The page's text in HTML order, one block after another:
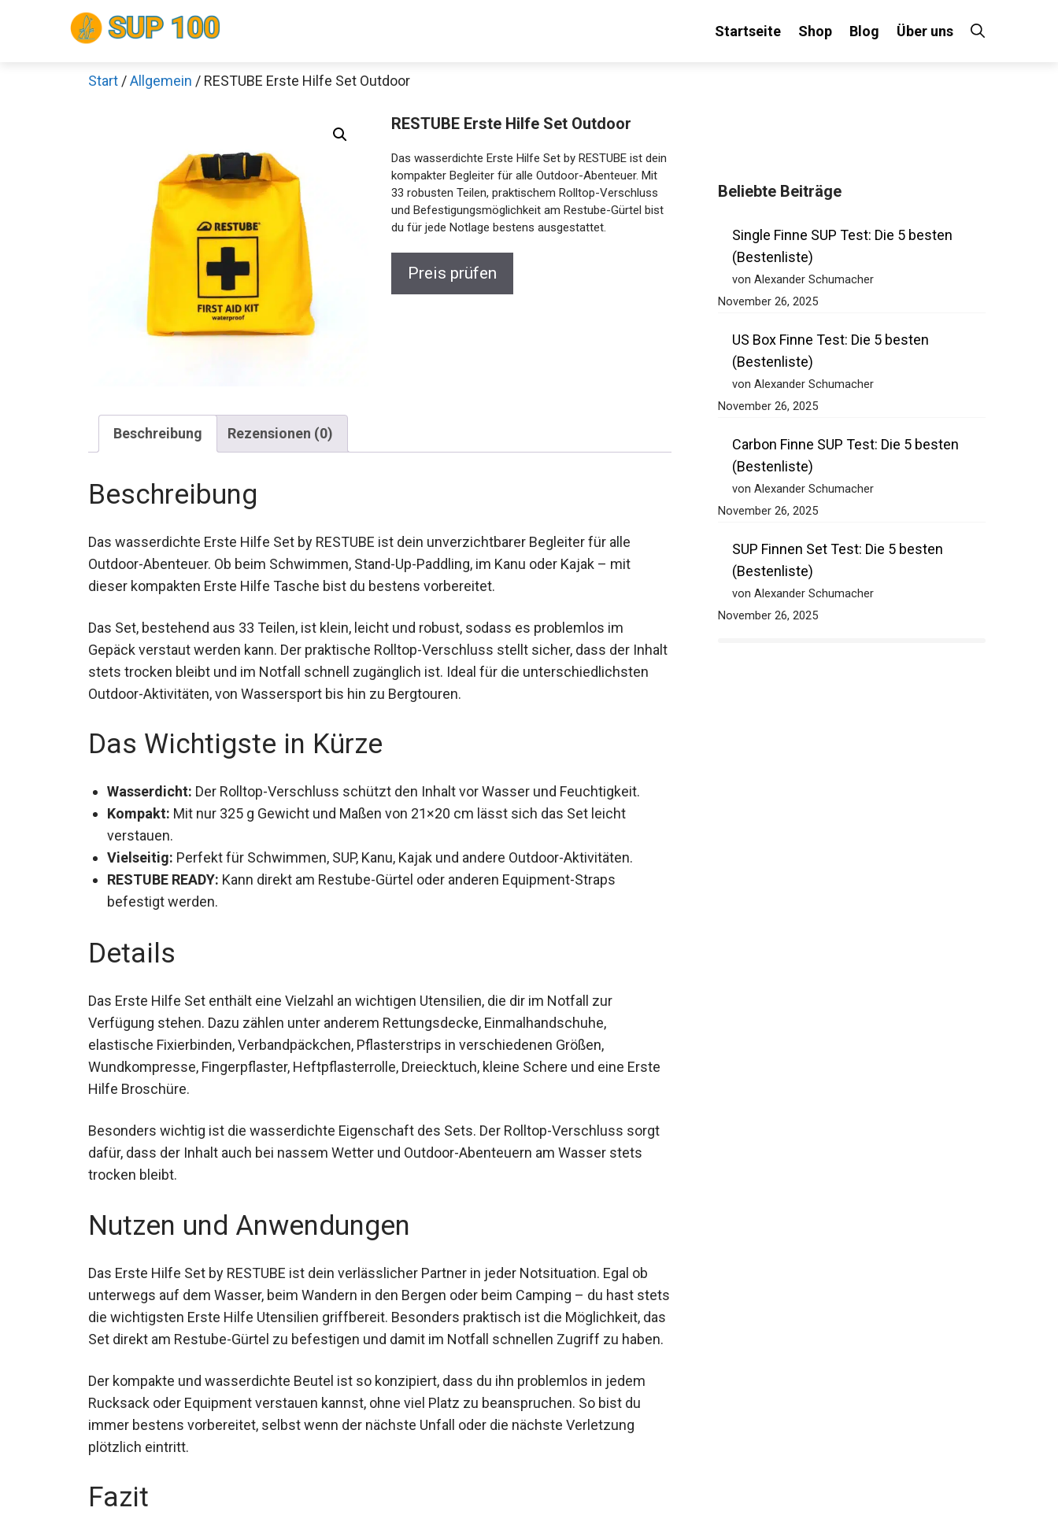
Startseite Shop Blog Über uns
Start /Allgemein / RESTUBE Erste Hilfe Set Outdoor
RESTUBE Erste Hilfe Set Outdoor
Das wasserdichte Erste Hilfe Set by RESTUBE ist dein
kompakter Begleiter für alle Outdoor-Abenteuer. Mit
33 robusten Teilen, praktischem Rolltop-Verschluss
und Befestigungsmöglichkeit am Restube-Gürtel bist
du für jede Notlage bestens ausgestattet.
Preis prüfen
Beschreibung Rezensionen (0)
Beschreibung
Das wasserdichte Erste Hilfe Set by RESTUBE ist dein unverzichtbarer Begleiter für alle
Outdoor-Abenteuer. Ob beim Schwimmen, Stand-Up-Paddling, im Kanu oder Kajak – mit
dieser kompakten Erste Hilfe Tasche bist du bestens vorbereitet.
Das Set, bestehend aus 33 Teilen, ist klein, leicht und robust, sodass es problemlos im
Gepäck verstaut werden kann. Der praktische Rolltop-Verschluss stellt sicher, dass der
Inhalt stets trocken bleibt und im Notfall schnell zugänglich ist. Ideal für die
unterschiedlichsten Outdoor-Aktivitäten, von Wassersport bis hin zu Bergtouren.
Das Wichtigste in Kürze
Wasserdicht: Der Rolltop-Verschluss schützt den Inhalt vor Wasser und Feuchtigkeit.
Kompakt: Mit nur 325 g Gewicht und Maßen von 21×20 cm lässt sich das Set leicht
verstauen.
Vielseitig: Perfekt für Schwimmen, SUP, Kanu, Kajak und andere Outdoor-Aktivitäten.
RESTUBE READY: Kann direkt am Restube-Gürtel oder anderen Equipment-Straps
befestigt werden.
Details
Das Erste Hilfe Set enthält eine Vielzahl an wichtigen Utensilien, die dir im Notfall zur
Verfügung stehen. Dazu zählen unter anderem Rettungsdecke, Einmalhandschuhe,
elastische Fixierbinden, Verbandpäckchen, Pflasterstrips in verschiedenen Größen,
Wundkompresse, Fingerpflaster, Heftpflasterrolle, Dreiecktuch, kleine Schere und eine Erste
Hilfe Broschüre.
Besonders wichtig ist die wasserdichte Eigenschaft des Sets. Der Rolltop-Verschluss sorgt
dafür, dass der Inhalt auch bei nassem Wetter und Outdoor-Abenteuern am Wasser stets
trocken bleibt.
Nutzen und Anwendungen
Das Erste Hilfe Set by RESTUBE ist dein verlässlicher Partner in jeder Notsituation. Egal ob
unterwegs auf dem Wasser, beim Wandern in den Bergen oder beim Camping – du hast
stets die wichtigsten Erste Hilfe Utensilien griffbereit. Besonders praktisch ist die
Möglichkeit, das Set direkt am Restube-Gürtel zu befestigen und damit im Notfall schnellen
Der kompakte und wasserdichte Beutel ist so konzipiert, dass du ihn problemlos in jedem
Rucksack oder Equipment verstauen kannst, ohne viel Platz zu beanspruchen. So bist du
immer bestens vorbereitet, selbst wenn der nächste Unfall oder die nächste Verletzung
Fazit
Beliebte Beiträge
Single Finne SUP Test: Die 5 besten
(Bestenliste)
von Alexander Schumacher
November 26, 2025
US Box Finne Test: Die 5 besten
(Bestenliste)
von Alexander Schumacher
November 26, 2025
Carbon Finne SUP Test: Die 5 besten
(Bestenliste)
von Alexander Schumacher
November 26, 2025
SUP Finnen Set Test: Die 5 besten
(Bestenliste)
von Alexander Schumacher
November 26, 2025
Decathlon Sale
Schaue dir jetzt die meistverkauften Produkte im Sale bei Decathlon an!
Jetzt anschauen